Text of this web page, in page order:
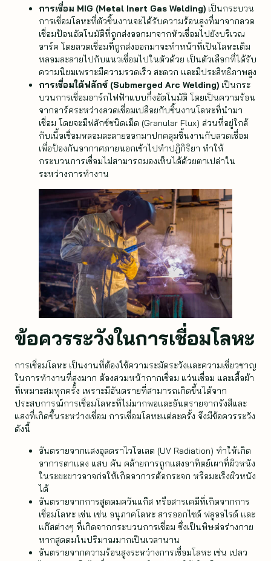
การเชื่อม MIG (Metal Inert Gas Welding) เป็นกระบวน
การเชื่อมโลหะที่ตัวชิ้นงานจะได้รับความร้อนสูงที่มาจากลวด
เชื่อมป้อนอัตโนมัติที่ถูกส่งออกมาจากหัวเชื่อมไปยังบริเวณ
อาร์ค โดยลวดเชื่อมที่ถูกส่งออกมาจะทำหน้าที่เป็นโลหะเติม
หลอมละลายไปกับแนวเชื่อมไปในตัวด้วย เป็นตัวเลือกที่ได้รับ
ความนิยมเพราะมีความรวดเร็ว สะดวก และมีประสิทธิภาพสูง
การเชื่อมใต้ฟลักซ์ (Submerged Arc Welding) เป็นกระ
บวนการเชื่อมอาร์กไฟฟ้าแบบกึ่งอัตโนมัติ โดยเป็นความร้อน
จากอาร์คระหว่างลวดเชื่อมเปลือยกับชิ้นงานโลหะที่นำมา
เชื่อม โดยจะมีฟลักซ์ชนิดเม็ด (Granular Flux) ส่วนที่อยู่ใกล้
กับเนื้อเชื่อมหลอมละลายออกมาปกคลุมชิ้นงานกับลวดเชื่อม
เพื่อป้องกันอากาศภายนอกเข้าไปทำปฏิกิริยา ทำให้
กระบวนการเชื่อมไม่สามารถมองเห็นได้ด้วยตาเปล่าใน
ระหว่างการทำงาน
ข้อควรระวังในการเชื่อมโลหะ
การเชื่อมโลหะ เป็นงานที่ต้องใช้ความระมัดระวังและความเชี่ยวชาญ
ในการทำงานที่สูงมาก ต้องสวมหน้ากากเชื่อม แว่นเชื่อม และเสื้อผ้า
ที่เหมาะสมทุกครั้ง เพราะมีอันตรายที่สามารถเกิดขึ้นได้จาก
ประสบการณ์การเชื่อมโลหะที่ไม่มากพอและอันตรายจากรังสีและ
แสงที่เกิดขึ้นระหว่างเชื่อม การเชื่อมโลหะแต่ละครั้ง จึงมีข้อควรระวัง
ดังนี้
อันตรายจากแสงอุลตราไวโอเลต (UV Radiation) ทำให้เกิด
อาการตาแดง แสบ คัน คล้ายการถูกแสงอาทิตย์เผาที่ผิวหนัง
ในระยะยาวอาจก่อให้เกิดอาการต้อกระจก หรือมะเร็งผิวหนัง
ได้
อันตรายจากการสูดดมควันแก๊ส หรือสารเคมีที่เกิดจากการ
เชื่อมโลหะ เช่น เช่น อนุภาคโลหะ สารออกไซด์ ฟลูออไรด์ และ
แก๊สต่างๆ ที่เกิดจากกระบวนการเชื่อม ซึ่งเป็นพิษต่อร่างกาย
หากสูดดมในปริมาณมากเป็นเวลานาน
อันตรายจากความร้อนสูงระหว่างการเชื่อมโลหะ เช่น เปลว